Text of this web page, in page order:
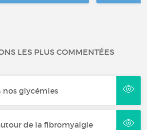
LES PLUS COMMENTÉES
nos glycémies
de la fibromyalgie